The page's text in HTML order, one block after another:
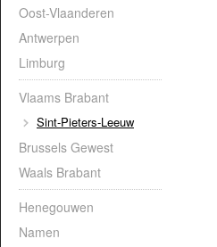
Oost-Vlaanderen
Antwerpen
Limburg
Vlaams Brabant
Sint-Pieters-Leeuw
Brussels Gewest
Waals Brabant
Henegouwen
Namen